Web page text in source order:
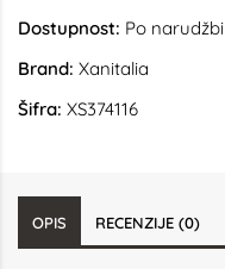
Dostupnost: Po narudžbi
Brand: Xanitalia
Šifra: XS374116
OPIS RECENZIJE (0)